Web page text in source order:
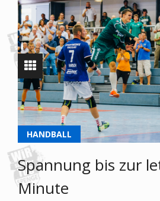
HANDBALL
Spannung bis zur
Minute